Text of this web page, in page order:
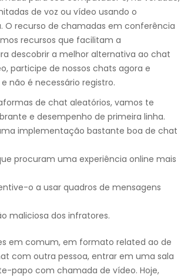
de voz ou vídeo usando o
recurso de chamadas em conferência
recursos que facilitam a
descobrir a melhor alternativa ao chat
participe de nossos chats agora e
não é necessário registro.
de chat aleatórios, vamos te
e desempenho de primeira linha.
implementação bastante boa de chat
procuram uma experiência online mais
o a usar quadros de mensagens
maliciosa dos infratores.
em comum, em formato related ao de
com outra pessoa, entrar em uma sala
papo com chamada de vídeo. Hoje,